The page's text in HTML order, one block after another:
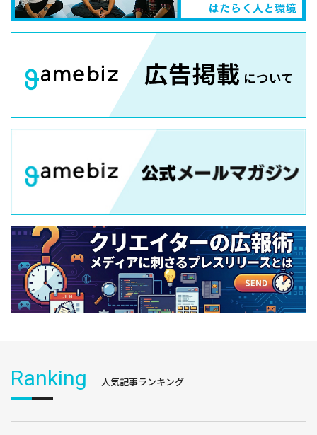
Ranking 人気記事ランキング